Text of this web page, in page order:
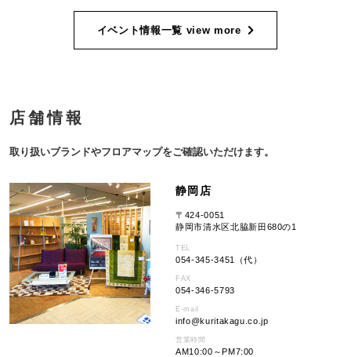
イベント情報一覧 view more
店舗情報
取り扱いブランドやフロアマップをご確認いただけます。
静岡店
〒424-0051
静岡市清水区北脇新田680の1
TEL
054-345-3451（代）
FAX
054-346-5793
E-mail
info kuritakagu.co.jp
営業時間
AM10:00～PM7:00